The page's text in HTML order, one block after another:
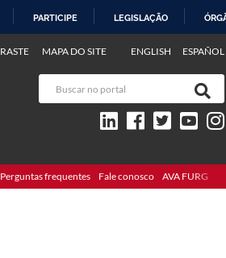
PARTICIPE LEGISLAÇÃO
ENGLISH ESPAÑOL
MAPA DO SITE
Perguntas frequentes Fale conosco AVA FURG